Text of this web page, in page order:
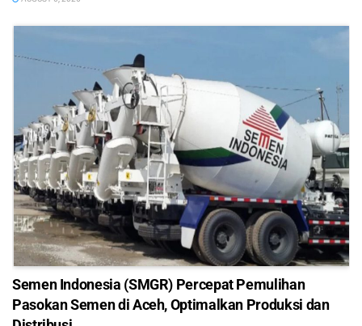
Semen Indonesia (SMGR) Percepat Pemulihan
Pasokan Semen di Aceh, Optimalkan Produksi dan